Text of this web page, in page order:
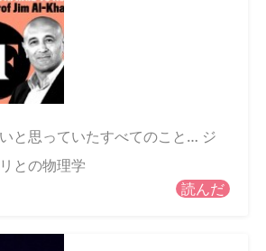
と思っていたすべてのこと… ジ
との物理学
読んだ